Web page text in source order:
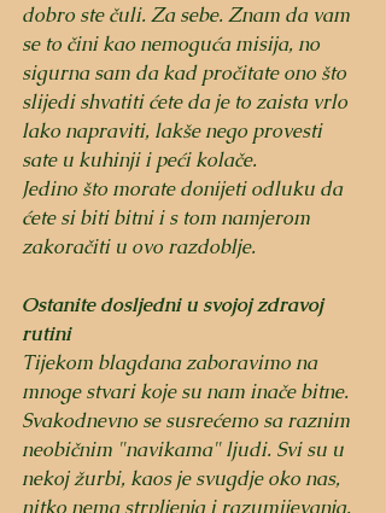
dobro ste čuli. Za sebe. Znam da vam
se to čini kao nemoguća misija, no
sigurna sam da kad pročitate ono što
slijedi shvatiti ćete da je to zaista vrlo
lako napraviti, lakše nego provesti
sate u kuhinji i peći kolače.
Jedino što morate donijeti odluku da
ćete si biti bitni i s tom namjerom
zakoračiti u ovo razdoblje.
Ostanite dosljedni u svojoj zdravoj
rutini
Tijekom blagdana zaboravimo na
mnoge stvari koje su nam inače bitne.
Svakodnevno se susrećemo sa raznim
neobičnim "navikama" ljudi. Svi su u
nekoj žurbi, kaos je svugdje oko nas,
nitko nema strpljenja i razumijevanja.